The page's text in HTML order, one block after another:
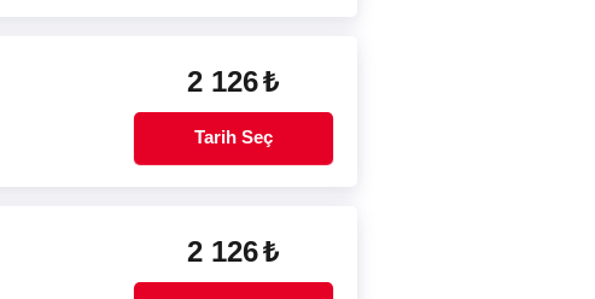
2 126₺
Tarih Seç
2 126₺